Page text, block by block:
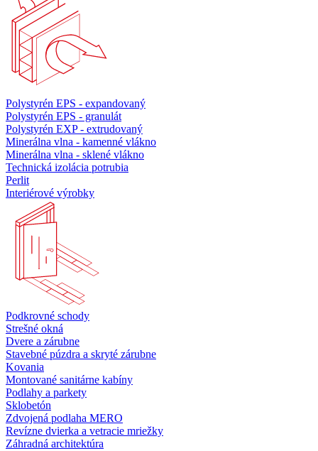
Polystyrén EPS - expandovaný
Polystyrén EPS - granulát
Polystyrén EXP - extrudovaný
Minerálna vlna - kamenné vlákno
Minerálna vlna - sklené vlákno
Technická izolácia potrubia
Perlit
Interiérové výrobky
Podkrovné schody
Strešné okná
Dvere a zárubne
Stavebné púzdra a skryté zárubne
Kovania
Montované sanitárne kabíny
Podlahy a parkety
Sklobetón
Zdvojená podlaha MERO
Revízne dvierka a vetracie mriežky
Záhradná architektúra